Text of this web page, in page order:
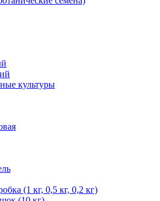
культуры
(1 кг, 0,5 кг, 0,2 кг)